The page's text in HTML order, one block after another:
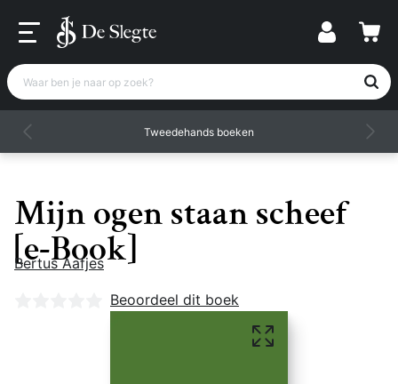
Waar ben je naar op zoek?
Tweedehands boeken
Mijn ogen staan scheef
[e-Book]
Bertus Aafjes
Nog geen beoordelingen
Beoordeel dit boek